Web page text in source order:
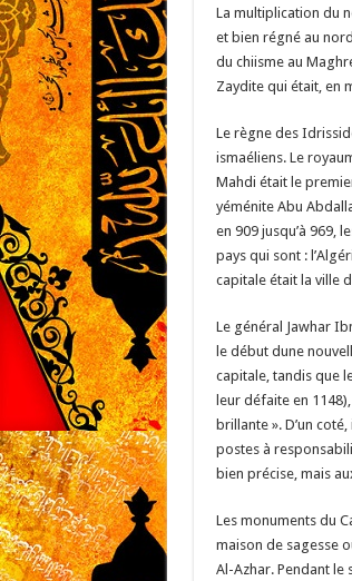
La multiplication du
et bien régné au
du chiisme au
Zaydite qui était, en
Le règne des
ismaéliens. Le
Mahdi était le
yéménite Abu
en 909 jusqu’à 969,
pays qui sont :
capitale était la ville
Le général Jawhar
le début dune
capitale, tandis que
leur défaite en
brillante ». D’un
postes à
bien précise, mais
Les monuments du
maison de sagesse
Al-Azhar. Pendant le